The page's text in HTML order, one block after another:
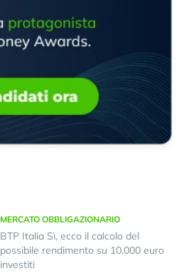
MERCATO OBBLIGAZIONARIO
BTP Italia Sì, ecco il calcolo del
possibile rendimento su 10.000 euro
investiti